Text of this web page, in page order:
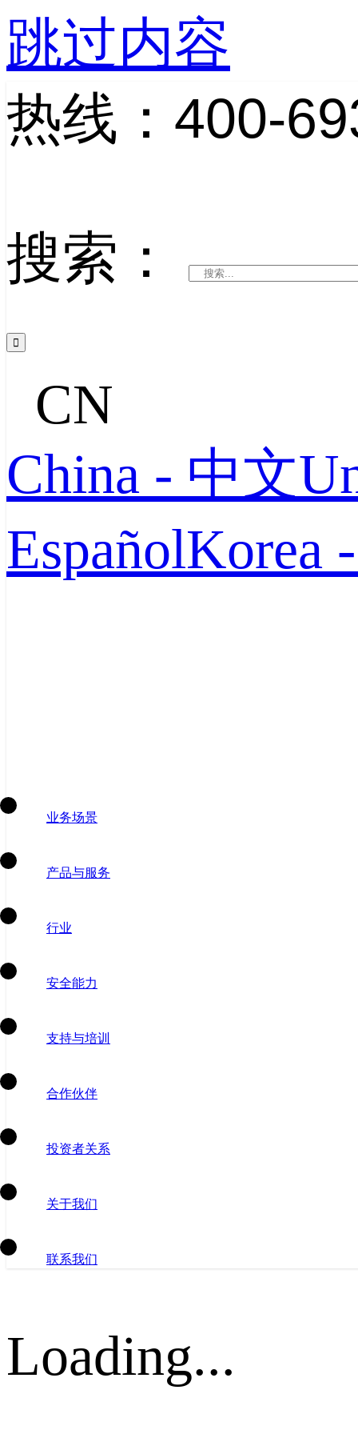
跳过内容
热线：400-
搜索：
CN
China - 中文
EspañolKorea
业务场景
产品与服务
行业
安全能力
支持与培训
合作伙伴
投资者关系
关于我们
联系我们
Loading...